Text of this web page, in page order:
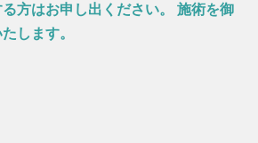
方はお申し出ください。 施術を御
します。